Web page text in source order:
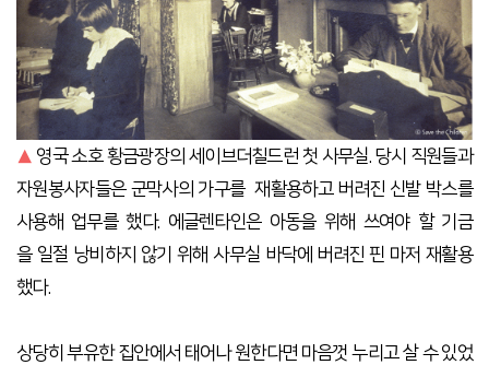
▲ 영국 소호 황금광장의 세이브더칠드런 첫 사무실. 당시 직원들과
자원봉사자들은 군막사의 가구를재활용하고 버려진 신발 박스를
사용해 업무를 했다. 에글렌타인은 아동을 위해 쓰여야 할 기금
을 일절 낭비하지 않기 위해 사무실 바닥에 버려진 핀 마저 재활용
했다.
상당히 부유한 집안에서 태어나 원한다면 마음껏 누리고 살 수 있었